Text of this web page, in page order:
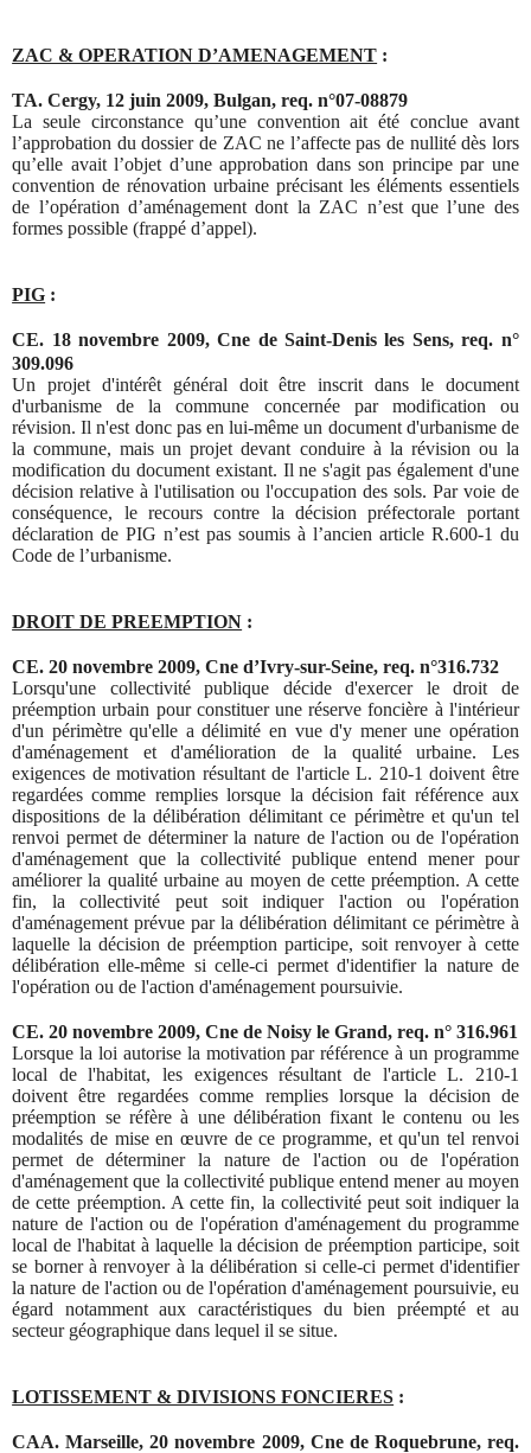
ZAC & OPERATION D’AMENAGEMENT :
TA. Cergy, 12 juin 2009, Bulgan, req. n°07-08879
La seule circonstance qu’une convention ait été conclue avant
l’approbation du dossier de ZAC ne l’affecte pas de nullité dès lors
qu’elle avait l’objet d’une approbation dans son principe par une
convention de rénovation urbaine précisant les éléments essentiels
de l’opération d’aménagement dont la ZAC n’est que l’une des
formes possible (frappé d’appel).
PIG :
CE. 18 novembre 2009, Cne de Saint-Denis les Sens, req. n°
309.096
Un projet d'intérêt général doit être inscrit dans le document
d'urbanisme de la commune concernée par modification ou
révision. Il n'est donc pas en lui-même un document d'urbanismede
la commune, mais un projet devant conduire à la révision ou la
modification du document existant. Il ne s'agit pas également d'une
décision relative à l'utilisation ou l'occupation des sols. Par voie de
conséquence, le recours contre la décision préfectorale portant
déclaration de PIG n’est pas soumis à l’ancien article R.600-1 du
Code de l’urbanisme.
DROIT DE PREEMPTION :
CE. 20 novembre 2009, Cne d’Ivry-sur-Seine, req. n°316.732
Lorsqu'une collectivité publique décide d'exercer le droit de
préemption urbain pour constituer une réserve foncière à l'intérieur
d'un périmètre qu'elle a délimité en vue d'y mener une opération
d'aménagement et d'amélioration de la qualité urbaine. Les
exigences de motivation résultant de l'article L. 210-1 doivent être
regardées comme remplies lorsque la décision fait référence aux
dispositions de la délibération délimitant ce périmètre et qu'un tel
renvoi permet de déterminer la nature de l'action ou de l'opération
d'aménagement que la collectivité publique entend mener pour
améliorer la qualité urbaine au moyen de cette préemption. A cette
fin, la collectivité peut soit indiquer l'action ou l'opération
d'aménagement prévue par la délibération délimitant ce périmètre à
laquelle la décision de préemption participe, soit renvoyer à cette
délibération elle-même si celle-ci permet d'identifier la nature de
l'opération ou de l'action d'aménagement poursuivie.
CE. 20 novembre 2009, Cne de Noisy le Grand, req. n° 316.961
Lorsque la loi autorise la motivation par référence à un programme
local de l'habitat, les exigences résultant de l'article L. 210-1
doivent être regardées comme remplies lorsque la décision de
préemption se réfère à une délibération fixant le contenu ou les
modalités de mise en œuvre de ce programme, et qu'un tel renvoi
permet de déterminer la nature de l'action ou de l'opération
d'aménagement que la collectivité publique entend mener au moyen
de cette préemption. A cette fin, la collectivité peut soit indiquer la
nature de l'action ou de l'opération d'aménagement du programme
local de l'habitat à laquelle la décision de préemption participe, soit
se borner à renvoyer à la délibération si celle-ci permet d'identifier
la nature de l'action ou de l'opération d'aménagement poursuivie, eu
égard notamment aux caractéristiques du bien préempté et au
secteur géographique dans lequel il se situe.
LOTISSEMENT & DIVISIONS FONCIERES :
CAA. Marseille, 20 novembre 2009, Cne de Roquebrune, req.